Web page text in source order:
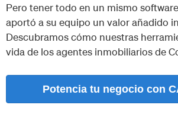
Pero tener todo en un mismo
aportó a su equipo un valor añadido
Descubramos cómo nuestras
vida de los agentes inmobiliarios de
Potencia tu negocio con